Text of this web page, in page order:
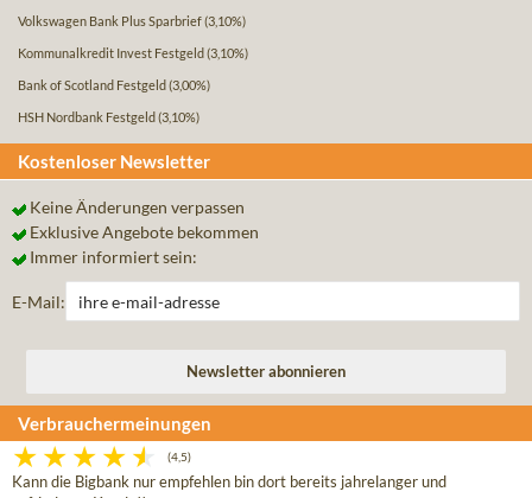
Volkswagen Bank Plus Sparbrief(3,10%)
Kommunalkredit Invest Festgeld (3,10%)
Bank of Scotland Festgeld (3,00%)
HSH Nordbank Festgeld (3,10%)
Kostenloser Newsletter
Keine Änderungen verpassen
Exklusive Angebote bekommen
Immer informiert sein:
E-Mail:
Verbrauchermeinungen
(4,5)
Kann die Bigbank nur empfehlen bin dort bereits jahrelanger und